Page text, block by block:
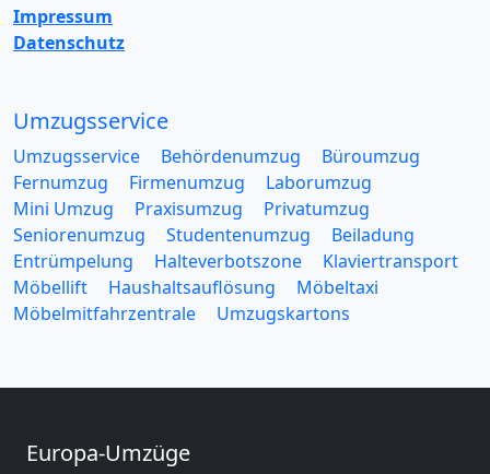
Impressum
Datenschutz
Umzugsservice
Umzugsservice Behördenumzug
Büroumzug
Fernumzug
Firmenumzug
Laborumzug
Mini Umzug
Praxisumzug
Privatumzug
Seniorenumzug
Studentenumzug
Beiladung
Entrümpelung
Halteverbotszone
Klaviertransport
Möbellift
Haushaltsauflösung
Möbeltaxi
Möbelmitfahrzentrale
Umzugskartons
Europa-Umzüge